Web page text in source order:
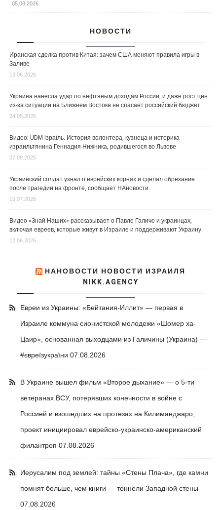
05.08.2026
НОВОСТИ
Иранская сделка против Китая: зачем США меняют правила игры в
Заливе
13.06.2026
Украина нанесла удар по нефтяным доходам России, и даже рост цен
из-за ситуации на Ближнем Востоке не спасает российский бюджет.
24.05.2026
Видео: UDM Iзраїль. История волонтера, кузнеца и историка
израильтянина Геннадия Нижника, родившегося во Львове
27.09.2025
Украинский солдат узнал о еврейских корнях и сделал обрезание
после трагедии на фронте, сообщает НАновости.
19.07.2026
Видео «Знай Наших» рассказывает о Павле Галиче и украинцах,
включая евреев, которые живут в Израиле и поддерживают Украину.
12.06.2026
НАНОВОСТИ НОВОСТИ ИЗРАИЛЯ
NIKK.AGENCY
Евреи из Украины: «Бейтания-Иллит» — первая в
Израиле коммуна сионистской молодежи «Шомер ха-
Цаир», основанная выходцами из Галичины (Украина) —
#євреїзукраїни 07.08.2026
В Украине вышел фильм «Второе дыхание» — о 5-ти
ветеранах ВСУ, потерявших конечности в войне с
Россией и взошедших на протезах на Килиманджаро;
проект инициировал еврейско-украинско-американский
филантроп 07.08.2026
Иерусалим под землей: тайны «Стены Плача», где камни
помнят больше, чем книги — тоннели Западной стены
07.08.2026